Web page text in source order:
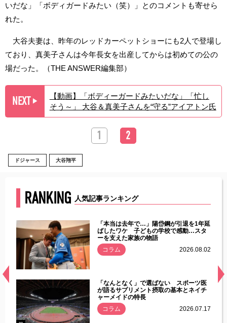
いだな」「ボディガードみたい（笑）」とのコメントも寄せら
れた。
大谷夫妻は、昨年のレッドカーペットショーにも2人で登場し
ており、真美子さんは今年長女を出産してからは初めての公の
場だった。（THE ANSWER編集部）
NEXT ▶︎
【動画】「ボディーガードみたいだな」「忙し
そう～」 大谷＆真美子さんを“守る”アイアトン氏
1 2
ドジャース 大谷翔平
RANKING 人気記事ランキング
常
「本当は去年で…」陽岱鋼が引退を1年延
ばしたワケ 子どもの学校で感動…スタ
ーを支えた家族の物語
コラム
2026.08.02
「なんとなく」で選ばない スポーツ医
が語るサプリメント摂取の基本とネイチ
ャーメイドの特長
コラム
2026.07.17